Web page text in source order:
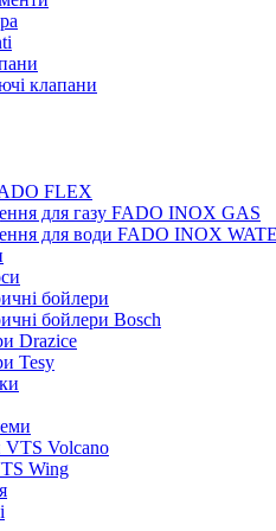
клапани
FLEX
для газу FADO INOX GAS
для води FADO INOX
бойлери
бойлери Bosch
Drazice
Tesy
VTS Volcano
Wing